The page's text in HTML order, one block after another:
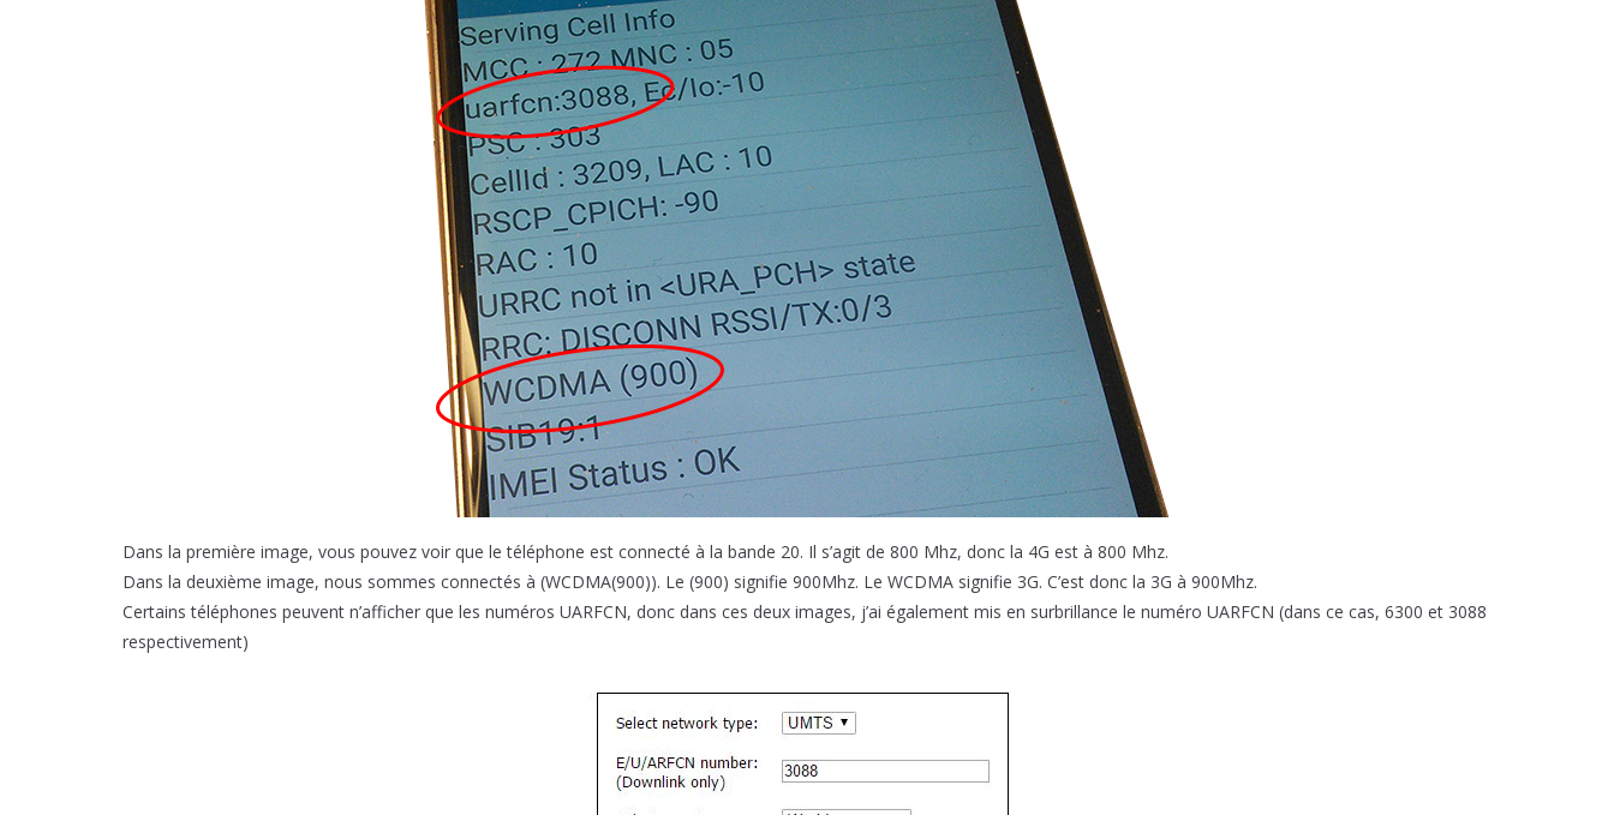
Dans la première image, vous pouvez voir que le téléphone est connecté à la bande 20. Il s’agit de 800 Mhz, donc la 4G est à 800 Mhz.
Dans la deuxième image, nous sommes connectés à (WCDMA(900)). Le (900) signifie 900Mhz. Le WCDMA signifie 3G. C’est donc la 3G à 900Mhz.
Certains téléphones peuvent n’afficher que les numéros UARFCN, donc dans ces deux images, j’ai également mis en surbrillance le numéro UARFCN (dans ce cas, 6300 et 3088
respectivement)